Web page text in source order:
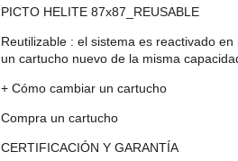
PICTO HELITE 87x87_REUSABLE
Reutilizable : el sistema es reactivado
un cartucho nuevo de la misma
+ Cómo cambiar un cartucho
Compra un cartucho
CERTIFICACIÓN Y GARANTÍA